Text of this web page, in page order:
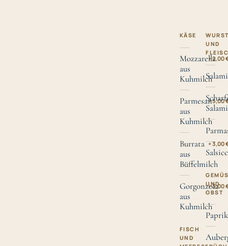
KÄSE
Mozzarella
aus
Kuhmilch
+ 2,00
Parmesan
aus
Kuhmilch
+ 5,00
Burrata
aus
Büffelmilch
+ 3,00
Gorgonzola
aus
Kuhmilch
+ 3,00
FISCH
UND
UND
Salami
Salami
UND
OBST